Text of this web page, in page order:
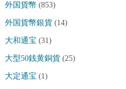
外国貨幣 (853)
外国貨幣銀貨 (14)
大和通宝 (31)
大型50銭黄銅貨 (25)
大定通宝 (1)